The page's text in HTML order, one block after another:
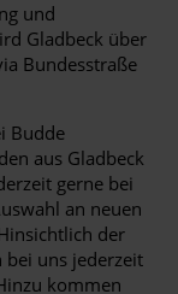
und
Gladbeck über
Bundesstraße
Budde
aus Gladbeck
gerne bei
an neuen
der
bei uns jederzeit
kommen